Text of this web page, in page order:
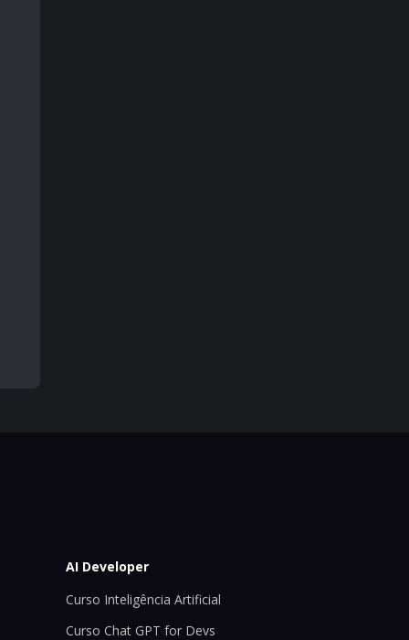
AI Developer
Curso Inteligência Artificial
Curso Chat GPT for Devs